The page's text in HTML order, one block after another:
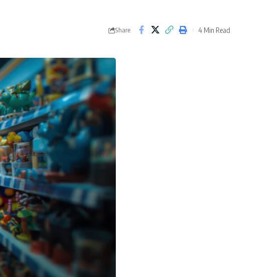
Share 4 Min Read